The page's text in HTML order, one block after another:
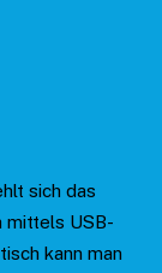
sich das
mittels USB-
kann man